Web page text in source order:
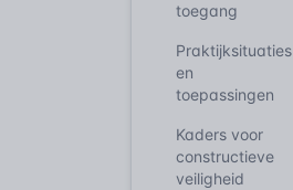
toegang
Praktijksituaties
en
toepassingen
Kaders voor
constructieve
veiligheid